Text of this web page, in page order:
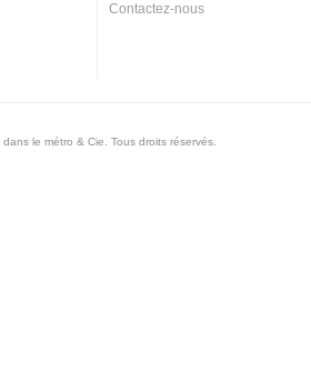
Contactez-nous
le métro & Cie. Tous droits réservés.